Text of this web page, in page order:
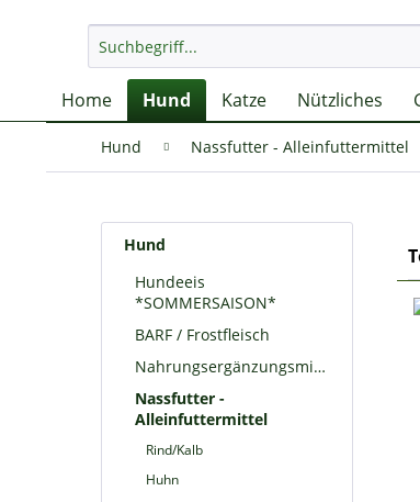
Home Hund Katze Nützliches
Hund Nassfutter - Alleinfuttermittel
Hund
Hundeeis
*SOMMERSAISON*
BARF / Frostfleisch
Nahrungsergänzungsmittel
Nassfutter -
Alleinfuttermittel
Rind/Kalb
Huhn